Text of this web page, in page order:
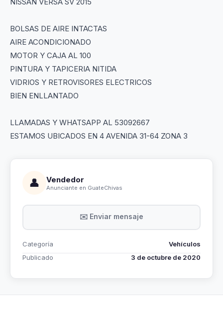
BOLSAS DE AIRE INTACTAS
AIRE ACONDICIONADO
MOTOR Y CAJA AL 100
PINTURA Y TAPICERIA NITIDA
VIDRIOS Y RETROVISORES ELECTRICOS
BIEN ENLLANTADO
LLAMADAS Y WHATSAPP AL 53092667
ESTAMOS UBICADOS EN 4 AVENIDA 31-64 ZONA 3
👤 Vendedor
Anunciante en GuateChivas
✉️ Enviar mensaje
Categoría
Vehículos
Publicado
3 de octubre de 2020